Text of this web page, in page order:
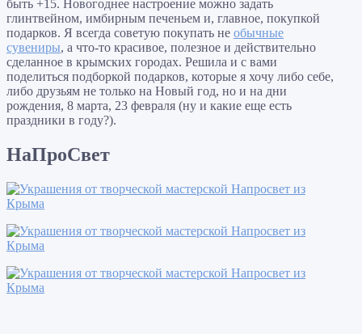
быть +15. Новогоднее настроение можно задать
глинтвейном, имбирным печеньем и, главное, покупкой
подарков. Я всегда советую покупать не обычные
сувениры, а что-то красивое, полезное и действительно
сделанное в крымских городах. Решила и с вами
поделиться подборкой подарков, которые я хочу либо себе,
либо друзьям не только на Новый год, но и на дни
рождения, 8 марта, 23 февраля (ну и какие еще есть
праздники в году?).
НаПроСвет